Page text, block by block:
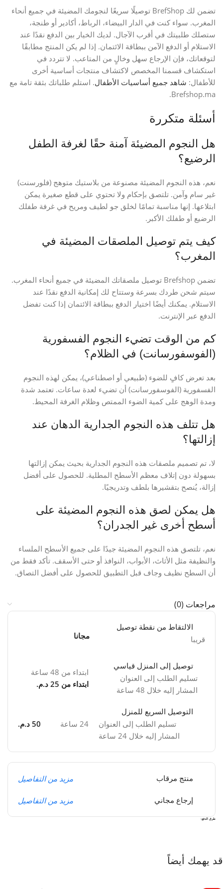
تضمن لك BrefShop توصيلًا سريعًا لنجومك المضيئة في جميع أنحاء
المغرب. سواء كنت في الدار البيضاء، الرباط، أكادير أو طنجة،
ستصلك طلبيتك في أقرب الآجال. لديك الخيار بين الدفع نقدًا عند
الاستلام أو الدفع الآمن ببطاقة الائتمان. إذا لم يكن المنتج مطابقًا
لتوقعاتك، فإن الإرجاع سهل وخالٍ من المتاعب. لا تتردد في
استكشاف قسمنا المخصص لاكتشاف منتجات أساسية أخرى
للأطفال: شاهد جميع أساسيات الأطفال. استلم طلباتك بثقة تامة مع
Brefshop.ma.
أسئلة متكررة
هل النجوم المضيئة آمنة حقًا لغرفة الطفل
الرضيع؟
نعم، هذه النجوم المضيئة مصنوعة من بلاستيك متوهج (فلورسنت)
غير سام وآمن. تلتصق بإحكام ولا تحتوي على قطع صغيرة يمكن
ابتلاعها. إنها مناسبة تمامًا لخلق جو لطيف ومريح في غرفة طفلك
الرضيع أو طفلك الأكبر.
كيف يتم توصيل الملصقات المضيئة في
المغرب؟
تضمن Brefshop توصيل ملصقاتك المضيئة في جميع أنحاء المغرب.
سيتم شحن طردك بسرعة وستتاح لك إمكانية الدفع نقدًا عند
الاستلام. يمكنك أيضًا اختيار الدفع ببطاقة الائتمان إذا كنت تفضل
الدفع عبر الإنترنت.
كم من الوقت تضيء النجوم الفسفورية
(الفوسفورسانت) في الظلام؟
بعد تعرض كافٍ للضوء (طبيعي أو اصطناعي)، يمكن لهذه النجوم
الفسفورية (الفوسفورسانت) أن تضيء لعدة ساعات. تعتمد شدة
ومدة الوهج على كمية الضوء الممتص وظلام الغرفة المحيط.
هل تتلف هذه النجوم الجدارية الدهان عند
إزالتها؟
لا، تم تصميم ملصقات هذه النجوم الجدارية بحيث يمكن إزالتها
بسهولة دون إتلاف معظم الأسطح المطلية. للحصول على أفضل
إزالة، يُنصح بتقشيرها بلطف وتدريجيًا.
هل يمكن لصق هذه النجوم المضيئة على
أسطح أخرى غير الجدران؟
نعم، تلتصق هذه النجوم المضيئة جيدًا على جميع الأسطح الملساء
والنظيفة مثل الأثاث، الأبواب، النوافذ أو حتى الأسقف. تأكد فقط من
أن السطح نظيف وجاف قبل التطبيق للحصول على أفضل التصاق.
مراجعات (0)
الالتقاط من نقطة توصيل
قريبا مجانا
توصيل إلى المنزل قياسي
تسليم الطلب إلى العنوان
المشار إليه خلال 48 ساعة
ابتداء من 48 ساعة
ابتداء من 25 د.م.
التوصيل السريع للمنزل
تسليم الطلب إلى العنوان
المشار إليه خلال 24 ساعة
24 ساعة 50 د.م.
منتج مرقاب مزيد من التفاصيل
إرجاع مجاني مزيد من التفاصيل
طرق الدفع:
قد يهمك أيضاً